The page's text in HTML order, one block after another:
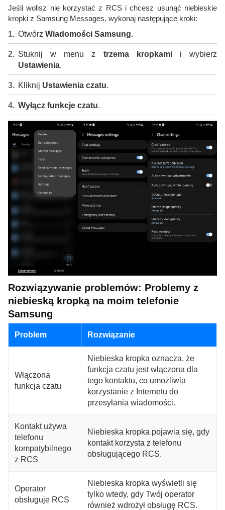
Jeśli wolisz nie korzystać z RCS i chcesz usunąć niebieskie
kropki z Samsung Messages, wykonaj następujące kroki:
Otwórz Wiadomości Samsung.
Stuknij w menu z trzema kropkamii wybierz
Ustawienia.
Kliknij Ustawienia czatu.
Wyłącz funkcje czatu.
Rozwiązywanie problemów: Problemy z
niebieską kropką na moim telefonie
Samsung
Problem Rozwiązanie
Włączona
funkcja czatu
Niebieska kropka oznacza, że
funkcja czatu jest włączona dla
tego kontaktu, co umożliwia
korzystanie z Internetu do
przesyłania wiadomości.
Kontakt używa
telefonu
kompatybilnego
z RCS
Niebieska kropka pojawia się, gdy
kontakt korzysta z telefonu
obsługującego RCS.
Operator
obsługuje RCS
Niebieska kropka wyświetli się
tylko wtedy, gdy Twój operator
również wdrożył obsługę RCS.